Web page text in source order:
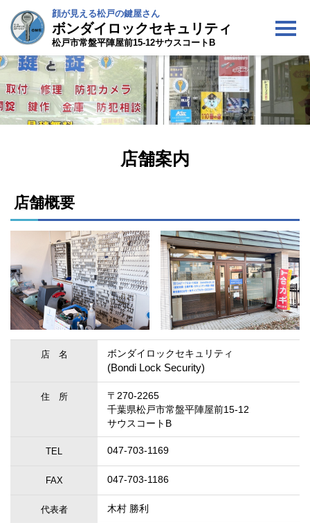
顔が見える松戸の鍵屋さん
ボンダイロックセキュリティ
松戸市常盤平陣屋前15-12サウスコートB
店舗案内
店舗概要
店 名
ボンダイロックセキュリティ
(Bondi Lock Security)
住 所
〒270-2265
千葉県松戸市常盤平陣屋前15-12
サウスコートB
TEL 047-703-1169
FAX 047-703-1186
代表者 木村 勝利